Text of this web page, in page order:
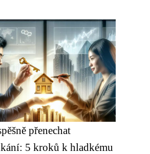
přenechat
5 kroků k hladkému